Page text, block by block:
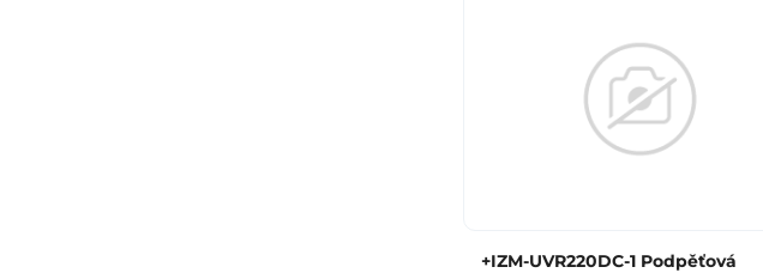
+IZM-UVR220DC-1 Podpěťová